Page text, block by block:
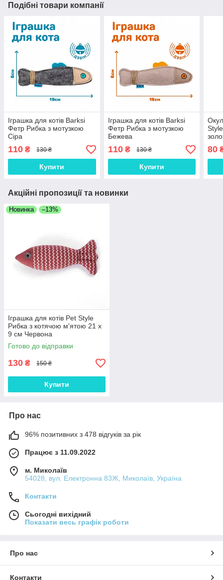
Подібні товари компанії
Іграшка для котів Barksi
Фетр Рибка з мотузкою
Сіра
110 ₴ 130 ₴
Купити
Іграшка для котів Barksi
Фетр Рибка з мотузкою
Бежева
110₴ 130 ₴
Купити
80
Акційні пропозиції та новинки
Новинка –13%
Іграшка для котів Pet Style
Рибка з котячою м'ятою 21 х
9 см Червона
Готово до відправки
130 ₴ 150 ₴
Купити
Про нас
96% позитивних з 478 відгуків за рік
Працює з 11.09.2022
м. Миколаїв
54028, вул. Електронна 83Ж, Миколаїв, Україна
Контакти
Сьогодні вихідний
Показати весь графік роботи
Про нас
Контакти